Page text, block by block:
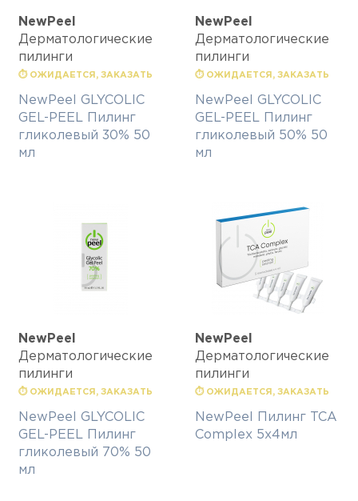
NewPeel
Дерматологические
пилинги
⏱ ОЖИДАЕТСЯ, ЗАКАЗАТЬ
NewPeel GLYCOLIC
GEL-PEEL Пилинг
гликолевый 30% 50
мл
NewPeel
Дерматологические
пилинги
⏱ ОЖИДАЕТСЯ, ЗАКАЗАТЬ
NewPeel GLYCOLIC
GEL-PEEL Пилинг
гликолевый 50% 50
мл
NewPeel
Дерматологические
пилинги
⏱ ОЖИДАЕТСЯ, ЗАКАЗАТЬ
NewPeel GLYCOLIC
GEL-PEEL Пилинг
гликолевый 70% 50
мл
NewPeel
Дерматологические
пилинги
⏱ ОЖИДАЕТСЯ, ЗАКАЗАТЬ
NewPeel Пилинг TCA
Complex 5х4мл